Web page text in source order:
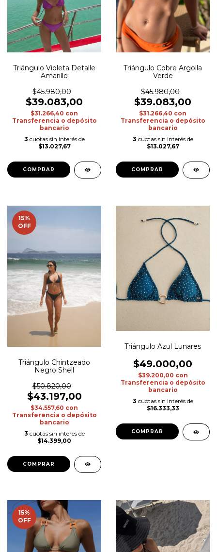
Triángulo Violeta Detalle
Amarillo
$45.980,00
$39.083,00
$31.266,40 con
Transferencia o depósito
bancario
3 cuotas sin interés de
$13.027,67
COMPRAR
Triángulo Cobre Argolla
Verde
$45.980,00
$39.083,00
$31.266,40 con
Transferencia o depósito
bancario
3 cuotas sin interés de
$13.027,67
COMPRAR
15%
OFF
Triángulo Chintzeado
Negro Shell
$50.820,00
$43.197,00
$34.557,60 con
Transferencia o depósito
bancario
3 cuotas sin interés de
$14.399,00
COMPRAR
Triángulo Azul Lunares
$49.000,00
$39.200,00 con
Transferencia o depósito
bancario
3 cuotas sin interés de
$16.333,33
COMPRAR
15%
OFF